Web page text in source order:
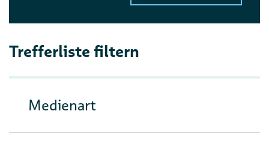
Trefferliste filtern
Medienart